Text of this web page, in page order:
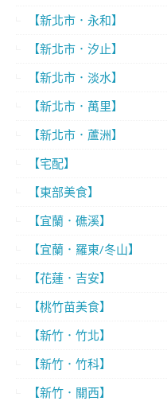
【新北市．永和】
【新北市．汐止】
【新北市．淡水】
【新北市．萬里】
【新北市．蘆洲】
【宅配】
【東部美食】
【宜蘭．礁溪】
【宜蘭．羅東/冬山】
【花蓮．吉安】
【桃竹苗美食】
【新竹．竹北】
【新竹．竹科】
【新竹．關西】